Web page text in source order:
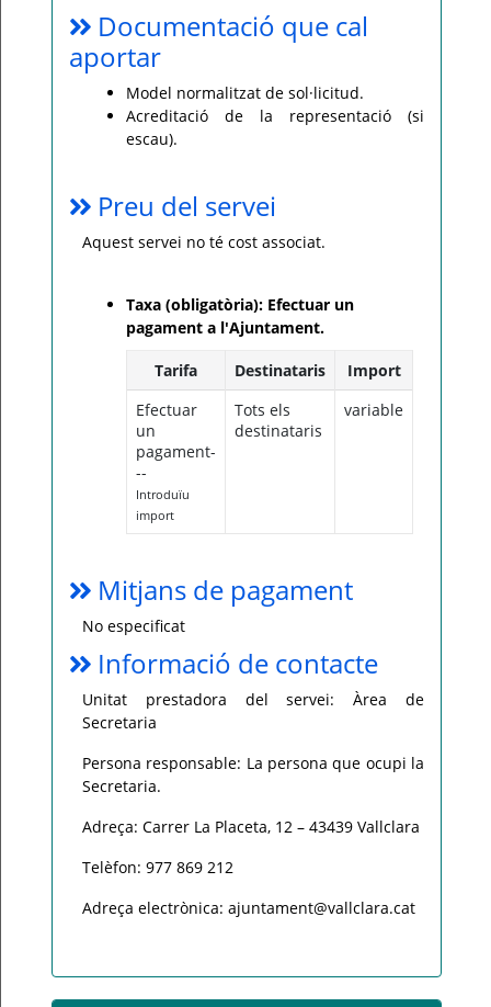
Documentació que cal
aportar
Model normalitzat de sol·licitud.
Acreditació de la representació (si
escau).
Preu del servei
Aquest servei no té cost associat.
Taxa (obligatòria): Efectuar un
pagament a l'Ajuntament.
Tarifa Destinataris
Import
Efectuar
un
pagament-
--
Introduïu
import
Tots els
destinataris
variable
Mitjans de pagament
No especificat
Informació de contacte
Unitat prestadora del servei: Àrea de
Secretaria
Persona responsable: La persona que ocupi la
Secretaria.
Adreça: Carrer La Placeta, 12 – 43439 Vallclara
Telèfon: 977 869 212
Adreça electrònica: ajuntament@vallclara.cat